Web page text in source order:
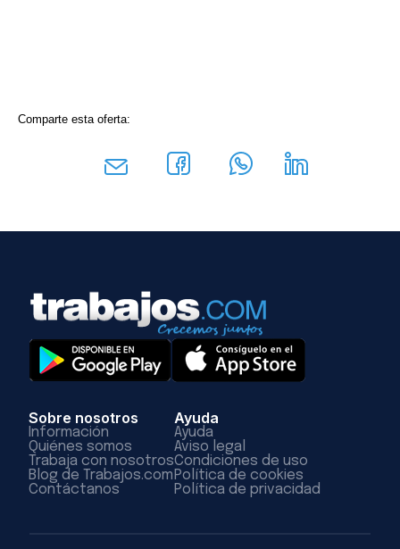
Comparte esta oferta:
Sobre nosotros
Información
Quiénes somos
Trabaja con nosotros
Blog de Trabajos.com
Contáctanos
Ayuda
Ayuda
Aviso legal
Condiciones de uso
Política de cookies
Política de privacidad